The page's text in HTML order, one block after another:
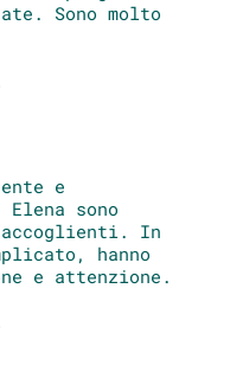
Sono molto
e
sono
In
hanno
e attenzione.